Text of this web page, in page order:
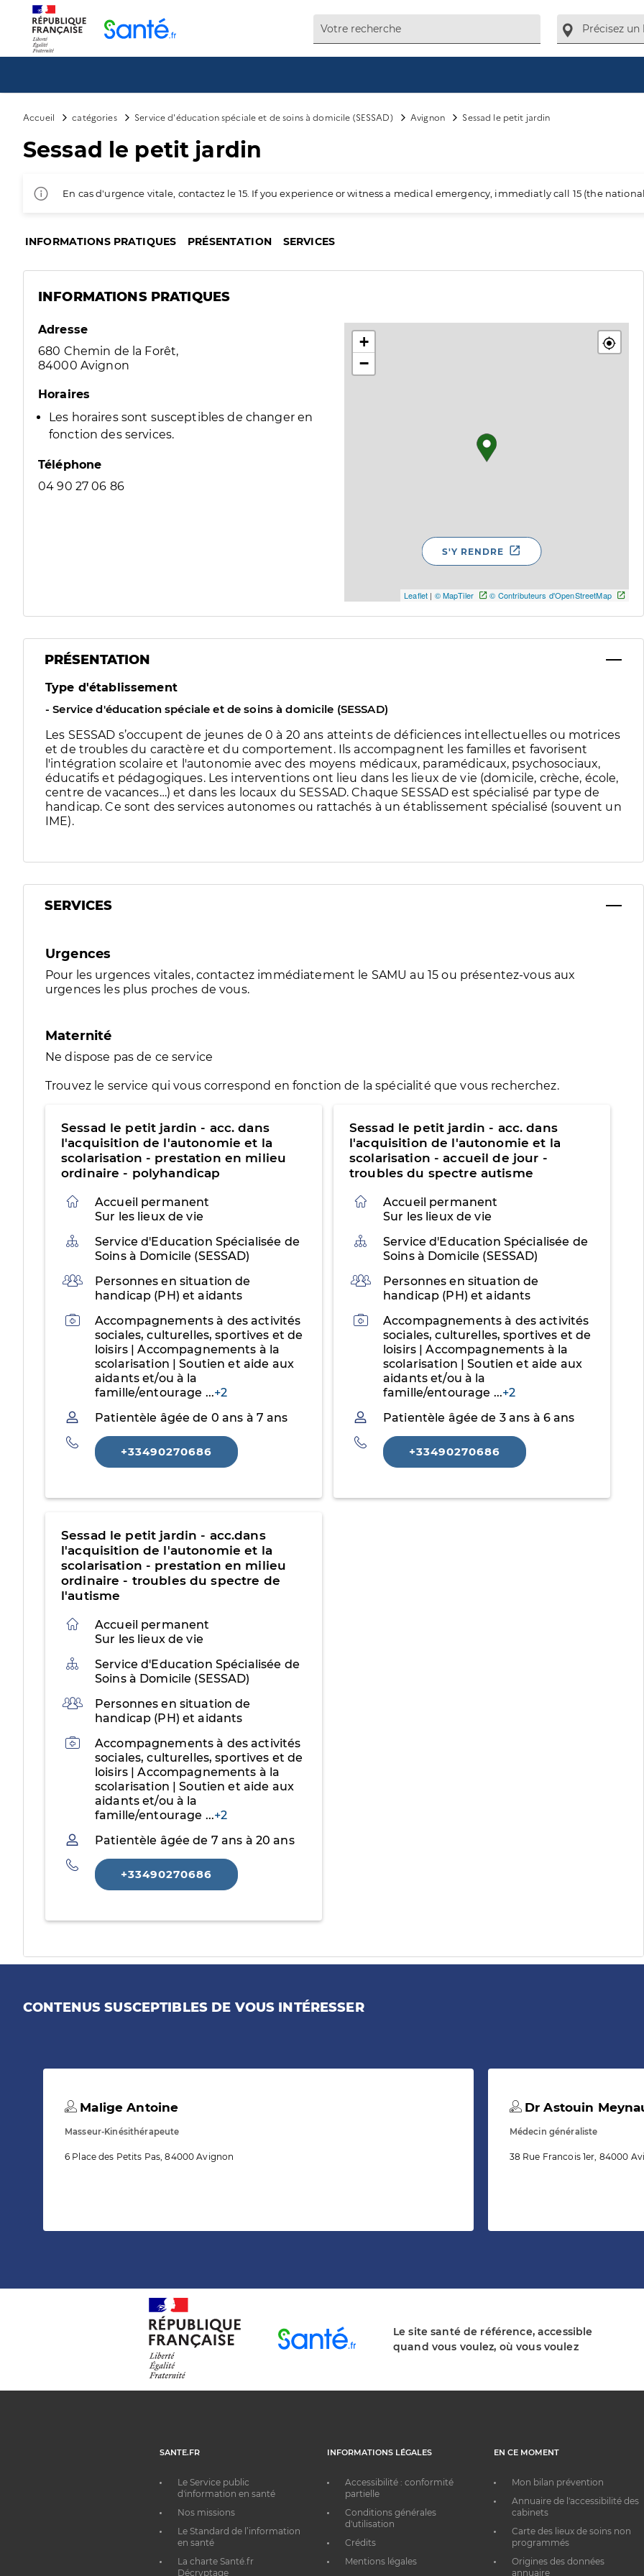
Accueil catégories Service d'éducation spéciale et de soins à domicile (SESSAD) Avignon Sessad le petit jardin
Sessad le petit jardin
En cas d'urgence vitale, contactez le 15. If you experience or witness a medical emergency, immediatly call 15 (the
INFORMATIONS PRATIQUES PRÉSENTATION SERVICES
INFORMATIONS PRATIQUES
Adresse
680 Chemin de la Forêt,
84000 Avignon
Horaires
Les horaires sont susceptibles de changer en
fonction des services.
Téléphone
04 90 27 06 86
+
−
Leaflet | © MapTiler © Contributeurs d'OpenStreetMap
S'Y RENDRE
PRÉSENTATION
Type d'établissement
- Service d'éducation spéciale et de soins à domicile (SESSAD)
Les SESSAD s’occupent de jeunes de 0 à 20 ans atteints de déficiences intellectuelles ou motrices
et de troubles du caractère et du comportement. Ils accompagnent les familles et favorisent
l'intégration scolaire et l'autonomie avec des moyens médicaux, paramédicaux, psychosociaux,
éducatifs et pédagogiques. Les interventions ont lieu dans les lieux de vie (domicile, crèche, école,
centre de vacances…) et dans les locaux du SESSAD. Chaque SESSAD est spécialisé par type de
handicap. Ce sont des services autonomes ou rattachés à un établissement spécialisé (souvent un
IME).
SERVICES
Urgences
Pour les urgences vitales, contactez immédiatement le SAMU au 15 ou présentez-vous aux
urgences les plus proches de vous.
Maternité
Ne dispose pas de ce service
Trouvez le service qui vous correspond en fonction de la spécialité que vous recherchez.
Sessad le petit jardin - acc. dans
l'acquisition de l'autonomie et la
scolarisation - prestation en milieu
ordinaire - polyhandicap
Accueil permanent
Sur les lieux de vie
Organisation
Service d'Education Spécialisée de
Soins à Domicile (SESSAD)
PublicPersonnes en situation de
handicap (PH) et aidants
ActivitésAccompagnements à des activités
sociales, culturelles, sportives et de
loisirs | Accompagnements à la
scolarisation | Soutien et aide aux
aidants et/ou à la
famille/entourage ...+2
PatientèlePatientèle âgée de 0 ans à 7 ans
Téléphone
+33490270686
Sessad le petit jardin - acc. dans
l'acquisition de l'autonomie et la
scolarisation - accueil de jour -
troubles du spectre autisme
Accueil permanent
Sur les lieux de vie
Organisation
Service d'Education Spécialisée de
Soins à Domicile (SESSAD)
PublicPersonnes en situation de
handicap (PH) et aidants
ActivitésAccompagnements à des activités
sociales, culturelles, sportives et de
loisirs | Accompagnements à la
scolarisation | Soutien et aide aux
aidants et/ou à la
famille/entourage ...+2
PatientèlePatientèle âgée de 3 ans à 6 ans
Téléphone
+33490270686
Sessad le petit jardin - acc.dans
l'acquisition de l'autonomie et la
scolarisation - prestation en milieu
ordinaire - troubles du spectre de
l'autisme
Accueil permanent
Sur les lieux de vie
Organisation
Service d'Education Spécialisée de
Soins à Domicile (SESSAD)
PublicPersonnes en situation de
handicap (PH) et aidants
ActivitésAccompagnements à des activités
sociales, culturelles, sportives et de
loisirs | Accompagnements à la
scolarisation | Soutien et aide aux
aidants et/ou à la
famille/entourage ...+2
PatientèlePatientèle âgée de 7 ans à 20 ans
Téléphone
+33490270686
CONTENUS SUSCEPTIBLES DE VOUS INTÉRESSER
Malige Antoine
Masseur-Kinésithérapeute
6 Place des Petits Pas, 84000 Avignon
Dr Astouin
Médecin généraliste
38 Rue Francois 1er, 84000
Le site santé de référence, accessible
quand vous voulez, où vous voulez
SANTE.FR
Le Service public
d'information en santé
Nos missions
Le Standard de l’information
en santé
La charte Santé.fr
Décryptage
INFORMATIONS LÉGALES
Accessibilité : conformité
partielle
Conditions générales
d'utilisation
Crédits
Mentions légales
EN CE MOMENT
Mon bilan prévention
Annuaire de l'accessibilité des
cabinets
Carte des lieux de soins non
programmés
Origines des données
annuaire
Panneau de gestion des cookies